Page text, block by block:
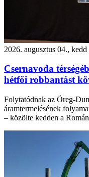
2026. augusztus 04., kedd
Csernavoda
hétfői robbantást
Folytatódnak az Öreg-
áramtermelésének
– közölte kedden a